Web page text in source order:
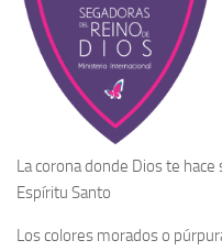
La corona donde Dios te hace
Espíritu Santo
Los colores morados o